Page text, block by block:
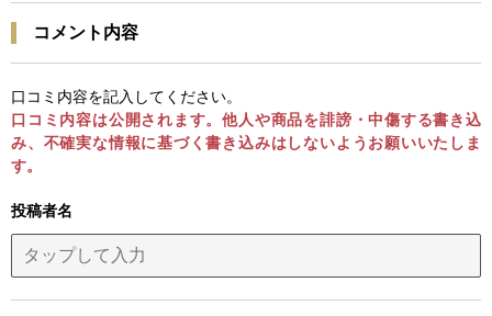
コメント内容
口コミ内容を記入してください。
口コミ内容は公開されます。他人や商品を誹謗・中傷する書き込
み、不確実な情報に基づく書き込みはしないようお願いいたしま
す。
投稿者名